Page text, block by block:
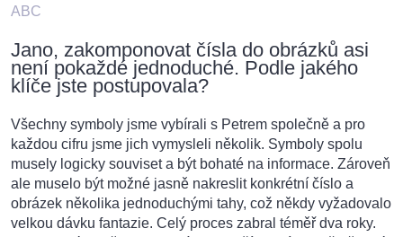
ABC
Jano, zakomponovat čísla do obrázků asi
není pokaždé jednoduché. Podle jakého
klíče jste postupovala?
Všechny symboly jsme vybírali s Petrem společně a pro
každou cifru jsme jich vymysleli několik. Symboly spolu
musely logicky souviset a být bohaté na informace. Zároveň
ale muselo být možné jasně nakreslit konkrétní číslo a
obrázek několika jednoduchými tahy, což někdy vyžadovalo
velkou dávku fantazie. Celý proces zabral téměř dva roky.